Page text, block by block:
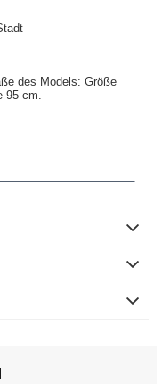
des Models: Größe
95 cm.
60 cm, Ärmellänge - 50